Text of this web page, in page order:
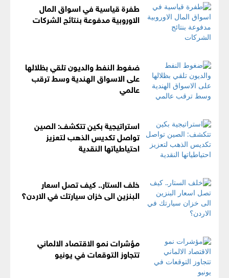
طفرة قياسية في اسواق المال
الاوروبية مدفوعة بنتائج الشركات
ضغوط النفط والديون تلقي بظلالها
على الاسواق الهندية وسط ترقب
عالمي
استراتيجية بكين تتكشف: الصين
تواصل تكديس الذهب لتعزيز
احتياطياتها النقدية
خلف الستار.. كيف تصل اسعار
البنزين الى خزان سيارتك في الاردن؟
مؤشرات نمو الاقتصاد الالماني
تتجاوز التوقعات في يونيو